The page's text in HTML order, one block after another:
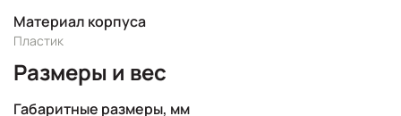
Материал корпуса
Пластик
Размеры и вес
Габаритные размеры, мм